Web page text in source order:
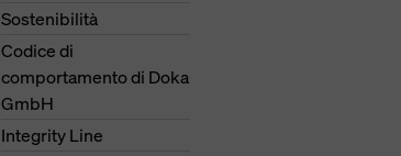
Sostenibilità
Codice di
comportamento di Doka
GmbH
Integrity Line